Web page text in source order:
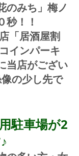
のみち」梅ノ
秒！！
「居酒屋割
インパーキ
当店がござい
の少し先で
駐車場が2